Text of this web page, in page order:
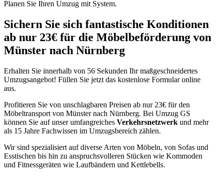
Planen Sie Ihren Umzug mit System.
Sichern Sie sich fantastische Konditionen
ab nur 23€ für die Möbelbeförderung von
Münster nach Nürnberg
Erhalten Sie innerhalb von 56 Sekunden Ihr maßgeschneidertes
Umzugsangebot! Füllen Sie jetzt das kostenlose Formular online
aus.
Profitieren Sie von unschlagbaren Preisen ab nur 23€ für den
Möbeltransport von Münster nach Nürnberg. Bei Umzug GS
können Sie auf unser umfangreiches Verkehrsnetzwerk und mehr
als 15 Jahre Fachwissen im Umzugsbereich zählen.
Wir sind spezialisiert auf diverse Arten von Möbeln, von Sofas und
Esstischen bis hin zu anspruchsvolleren Stücken wie Kommoden
und Fitnessgeräten wie Laufbändern und Kettlebells.